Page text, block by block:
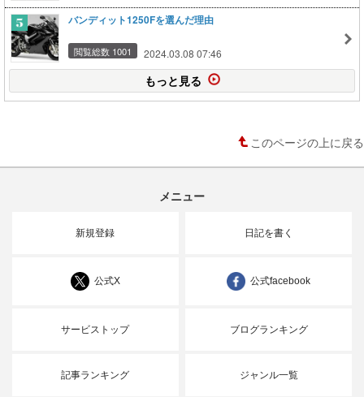
バンディット1250Fを選んだ理由
閲覧総数 1001 2024.03.08 07:46
もっと見る
このページの上に戻る
メニュー
新規登録 日記を書く
公式X 公式facebook
サービストップ ブログランキング
記事ランキング ジャンル一覧